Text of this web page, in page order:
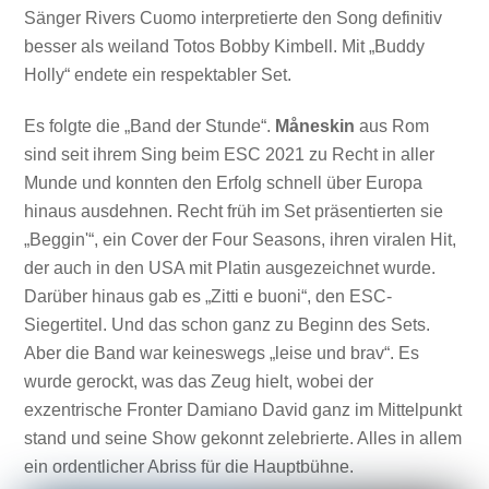
Sänger Rivers Cuomo interpretierte den Song definitiv
besser als weiland Totos Bobby Kimbell. Mit „Buddy
Holly“ endete ein respektabler Set.
Es folgte die „Band der Stunde“. Måneskin aus Rom
sind seit ihrem Sing beim ESC 2021 zu Recht in aller
Munde und konnten den Erfolg schnell über Europa
hinaus ausdehnen. Recht früh im Set präsentierten sie
„Beggin'“, ein Cover der Four Seasons, ihren viralen Hit,
der auch in den USA mit Platin ausgezeichnet wurde.
Darüber hinaus gab es „Zitti e buoni“, den ESC-
Siegertitel. Und das schon ganz zu Beginn des Sets.
Aber die Band war keineswegs „leise und brav“. Es
wurde gerockt, was das Zeug hielt, wobei der
exzentrische Fronter Damiano David ganz im Mittelpunkt
stand und seine Show gekonnt zelebrierte. Alles in allem
ein ordentlicher Abriss für die Hauptbühne.